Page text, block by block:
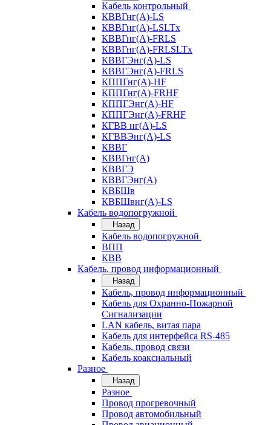
Кабель контрольный
КВВГнг(А)-LS
КВВГнг(А)-LSLTx
КВВГнг(А)-FRLS
КВВГнг(А)-FRLSLTx
КВВГЭнг(А)-LS
КВВГЭнг(А)-FRLS
КППГнг(А)-HF
КППГнг(А)-FRHF
КППГЭнг(А)-HF
КППГЭнг(А)-FRHF
КГВВ нг(А)-LS
КГВВЭнг(А)-LS
КВВГ
КВВГнг(А)
КВВГЭ
КВВГЭнг(А)
КВБШв
КВБШвнг(А)-LS
Кабель водопогружной
Назад
Кабель водопогружной
ВПП
КВВ
Кабель, провод информационный
Назад
Кабель, провод информационный
Кабель для Охранно-Пожарной
Сигнализации
LAN кабель, витая пара
Кабель для интерфейса RS-485
Кабель, провод связи
Кабель коаксиальный
Разное
Назад
Разное
Провод прогревочный
Провод автомобильный